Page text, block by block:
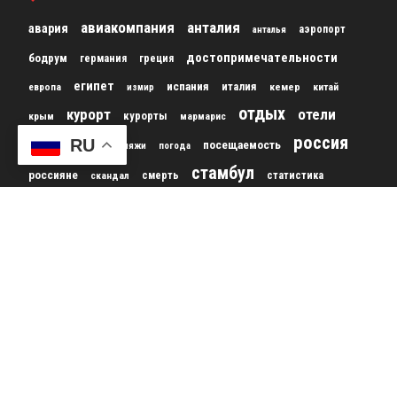
авария авиакомпания анталия анталья аэропорт
бодрум германия греция достопримечательности
европа египет измир испания италия кемер китай
крым курорт курорты мармарис отдых
отели
отель
пляж пляжи погода посещаемость россия
россияне скандал смерть стамбул статистика
RU